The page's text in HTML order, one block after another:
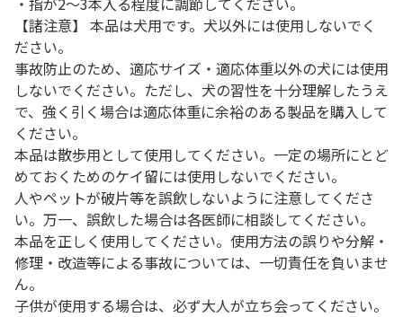
【諸注意】 本品は犬用です。犬以外には使用しないでく
ださい。
事故防止のため、適応サイズ・適応体重以外の犬には使用
しないでください。ただし、犬の習性を十分理解したうえ
で、強く引く場合は適応体重に余裕のある製品を購入して
ください。
本品は散歩用として使用してください。一定の場所にとど
めておくためのケイ留には使用しないでください。
人やペットが破片等を誤飲しないように注意してくださ
い。万一、誤飲した場合は各医師に相談してください。
本品を正しく使用してください。使用方法の誤りや分解・
修理・改造等による事故については、一切責任を負いませ
ん。
子供が使用する場合は、必ず大人が立ち会ってください。